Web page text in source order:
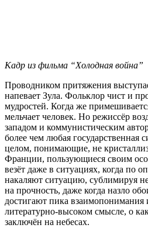
Кадр из фильма “Холодная война”
Проводником притяжения
напевает Зула. Фольклор чист и
мудростей. Когда же
мельчает человек. Но режиссёр
западом и коммунистическим
более чем любая
целом, понимающие, не
Франции, пользующиеся своим
везёт даже в ситуациях, когда по
накаляют ситуацию, сублимируя
на прочность, даже когда назло
достигают пика
литературно-высоком смысле, о
заключён на небесах.